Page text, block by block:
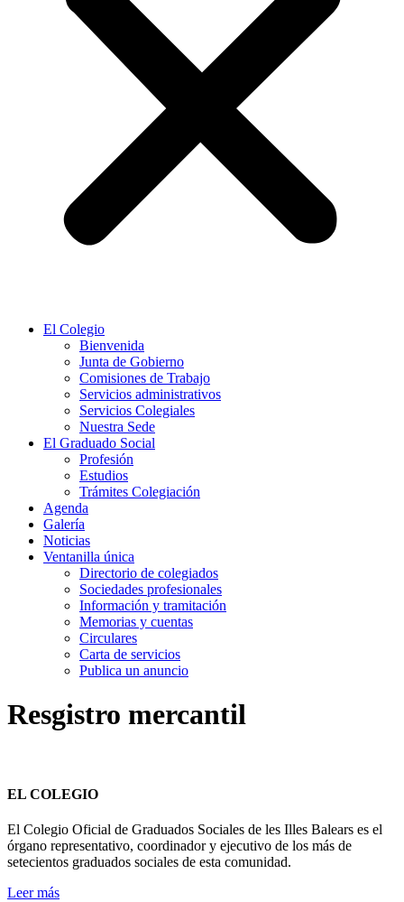
El Colegio
Bienvenida
Junta de Gobierno
Comisiones de Trabajo
Servicios administrativos
Servicios Colegiales
Nuestra Sede
El Graduado Social
Profesión
Estudios
Trámites Colegiación
Agenda
Galería
Noticias
Ventanilla única
Directorio de colegiados
Sociedades profesionales
Información y tramitación
Memorias y cuentas
Circulares
Carta de servicios
Publica un anuncio
Resgistro mercantil
EL COLEGIO
El Colegio Oficial de Graduados Sociales de les Illes Balears es el
órgano representativo, coordinador y ejecutivo de los más de
setecientos graduados sociales de esta comunidad.
Leer más